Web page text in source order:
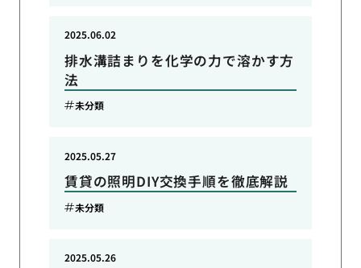
排水溝詰まりを化学の力で溶かす方
法
2025.06.02
未分類
賃貸の照明DIY交換手順を徹底解説
2025.05.27
未分類
2025.05.26